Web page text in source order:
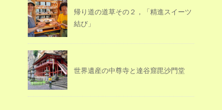
帰り道の道草その２，「精進スイーツ
結び」
世界遺産の中尊寺と達谷窟毘沙門堂